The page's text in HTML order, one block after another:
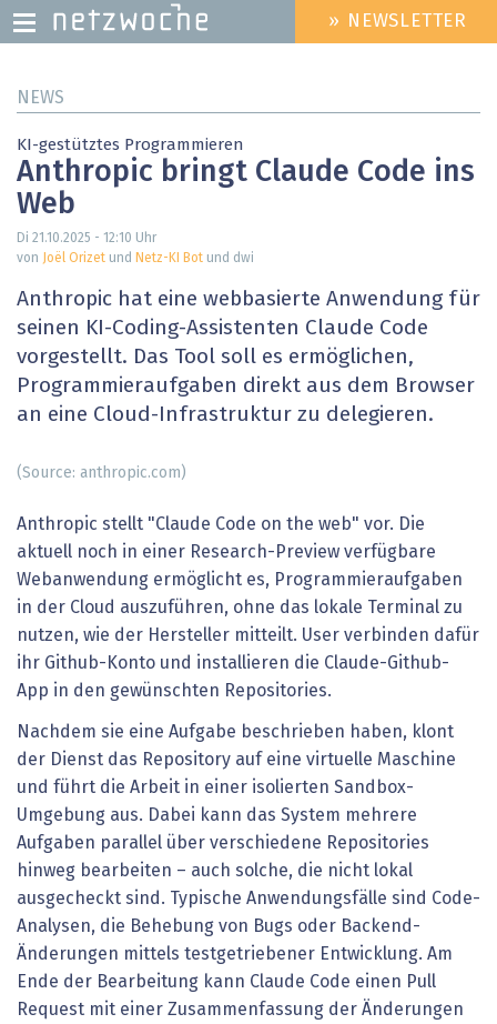
zum
HEADER
MENU
» NEWSLETTER
NEWS
KI-gestütztes Programmieren
Anthropic bringt Claude Code ins
Web
Di 21.10.2025 - 12:10 Uhr
von
Joël Orizet und Netz-KI Bot und dwi
Anthropic hat eine webbasierte Anwendung für
seinen KI-Coding-Assistenten Claude Code
vorgestellt. Das Tool soll es ermöglichen,
Programmieraufgaben direkt aus dem Browser
an eine Cloud-Infrastruktur zu delegieren.
(Source: anthropic.com)
Anthropic stellt "Claude Code on the web" vor. Die
aktuell noch in einer Research-Preview verfügbare
Webanwendung ermöglicht es, Programmieraufgaben
in der Cloud auszuführen, ohne das lokale Terminal zu
nutzen, wie der Hersteller mitteilt. User verbinden dafür
ihr Github-Konto und installieren die Claude-Github-
App in den gewünschten Repositories.
Nachdem sie eine Aufgabe beschrieben haben, klont
der Dienst das Repository auf eine virtuelle Maschine
und führt die Arbeit in einer isolierten Sandbox-
Umgebung aus. Dabei kann das System mehrere
Aufgaben parallel über verschiedene Repositories
hinweg bearbeiten – auch solche, die nicht lokal
ausgecheckt sind. Typische Anwendungsfälle sind Code-
Analysen, die Behebung von Bugs oder Backend-
Änderungen mittels testgetriebener Entwicklung. Am
Ende der Bearbeitung kann Claude Code einen Pull
Request mit einer Zusammenfassung der Änderungen